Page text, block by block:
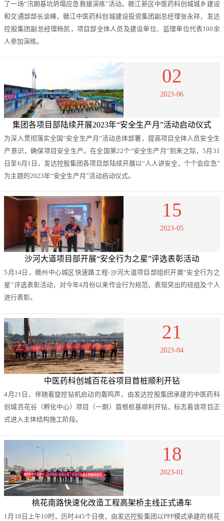
了一场“汛期基坑坍塌应急救援演练”活动。赣江新区中医药科创城城乡建设
和交通部部长谈峰，赣江中医药科创城建设投资集团副总经理张永祥，发达
控股集团副总经理杨凯，项目部全体人员及建设单位、监理单位代表100余
人参加演练。
02
2023-06
集团各项目部陆续开展2023年“安全生产月”活动启动仪式
为深入贯彻落实全国“安全生产月”活动总体部署，提高项目全体人员安全生
产意识，确保项目安全生产。在全国第22个“安全生产月”到来之际，5月31
日至6月1日，发达控股集团各项目部陆续开展以“人人讲安全，个个会应急”
为主题的2023年“安全生产月”活动启动仪式。
15
2023-05
沙河大道项目部开展“安全行为之星”评选表彰活动
5月14日，赣州中心城区快速路工程-沙河大道项目部组织开展“安全行为之
星”评选表彰活动，对今年4月份以来作业行为规范、表现突出的班组及个人
进行表彰。
21
2023-04
中医药科创城百花谷项目首桩顺利开钻
4月21日，伴随着旋挖钻机启动的轰鸣声，由发达控股集团承建的中医药科
创城百花谷（孵化中心）项目（一期）首根桩基顺利开钻，标志着该项目正
式进入主体结构施工阶段。
18
2023-01
桃花南路快速化改造工程高架桥主线正式通车
1月18日上午10时，历时445个日夜，由发达控股集团以PPP模式承建的桃花